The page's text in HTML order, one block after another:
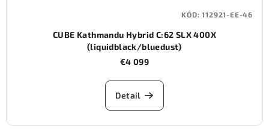
CUBE Kathmandu Hybrid C:62 SLX 400X
(liquidblack/bluedust)
€4 099
Detail
KÓD:112921-EE-46